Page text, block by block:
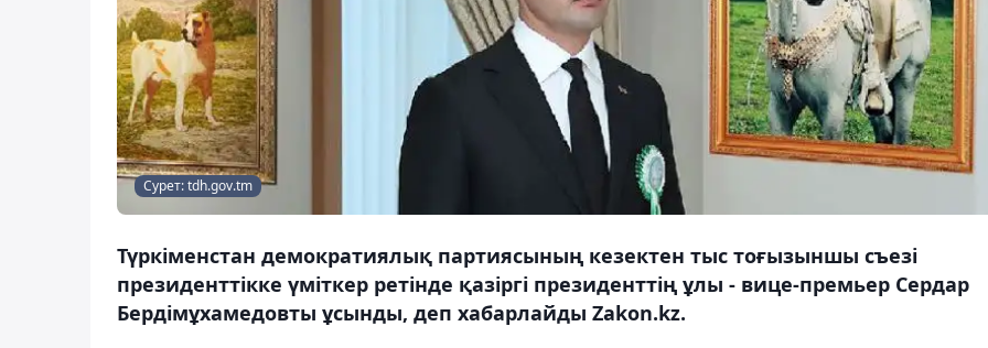
Сурет: tdh.gov.tm
Түркіменстан демократиялық партиясының кезектен тыс тоғызыншы съезі
президенттікке үміткер ретінде қазіргі президенттің ұлы - вице-премьер Сердар
Бердімұхамедовты ұсынды, деп хабарлайды Zakon.kz.